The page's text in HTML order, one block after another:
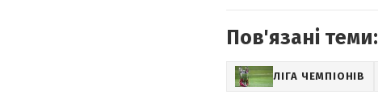
Пов'язані теми:
ЛІГА ЧЕМПІОНІВ